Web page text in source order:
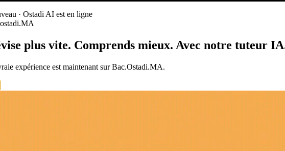
est en ligne
· Ostadi AI est en ligne
plus vite. Comprends mieux. Avec notre tuteur
expérience est maintenant sur Bac.Ostadi.MA.